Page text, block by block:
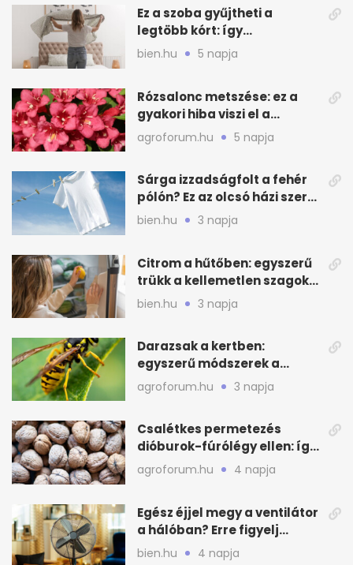
Ez a szoba gyűjtheti a
legtöbb kórt: így
mélytisztítsd otthon
bien.hu 5 napja
Rózsalonc metszése: ez a
gyakori hiba viszi el a
virágzást
agroforum.hu 5 napja
Sárga izzadságfolt a fehér
pólón? Ez az olcsó házi szer
beválhat
bien.hu 3 napja
Citrom a hűtőben: egyszerű
trükk a kellemetlen szagok
ellen
bien.hu 3 napja
Darazsak a kertben:
egyszerű módszerek a
távoltartásukra nyáron
agroforum.hu 3 napja
Csalétkes permetezés
dióburok-fúrólégy ellen: így
csináld a kertben
agroforum.hu 4 napja
Egész éjjel megy a ventilátor
a hálóban? Erre figyelj
alvásnál nyáron
bien.hu 4 napja